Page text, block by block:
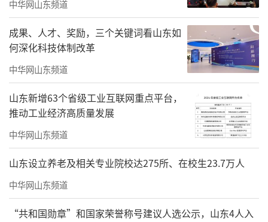
感受生命律动与五大洲萌宠蜜语
中华网山东频道
成果、人才、奖励，三个关键词看山东如
何深化科技体制改革
中华网山东频道
山东新增63个省级工业互联网重点平台，
推动工业经济高质量发展
中华网山东频道
山东设立养老及相关专业院校达275所、在校生23.7万人
中华网山东频道
“共和国勋章”和国家荣誉称号建议人选公示，山东4人入